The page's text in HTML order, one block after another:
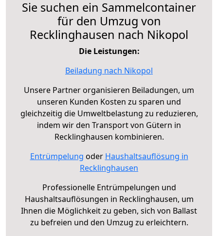
Sie suchen ein Sammelcontainer
für den Umzug von
Recklinghausen nach Nikopol
Die Leistungen:
Beiladung nach Nikopol
Unsere Partner organisieren Beiladungen, um
unseren Kunden Kosten zu sparen und
gleichzeitig die Umweltbelastung zu reduzieren,
indem wir den Transport von Gütern in
Recklinghausen kombinieren.
Entrümpelung oder Haushaltsauflösung in
Recklinghausen
Professionelle Entrümpelungen und
Haushaltsauflösungen in Recklinghausen, um
Ihnen die Möglichkeit zu geben, sich von Ballast
zu befreien und den Umzug zu erleichtern.